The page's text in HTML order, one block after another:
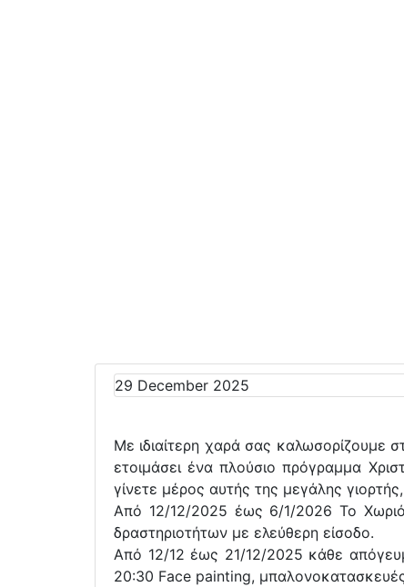
29 December 2025
Με ιδιαίτερη χαρά σας καλωσορίζουμε
ετοιμάσει ένα πλούσιο πρόγραμμα
γίνετε μέρος αυτής της μεγάλης
Από 12/12/2025 έως 6/1/2026 Το Χωριό
δραστηριοτήτων με ελεύθερη είσοδο.
Από 12/12 έως 21/12/2025 κάθε
20:30 Face painting,